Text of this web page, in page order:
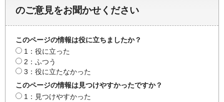
のご意見をお聞かせください
このページの情報は役に立ちましたか？
1：役に立った
2：ふつう
3：役に立たなかった
このページの情報は見つけやすかったですか？
1：見つけやすかった